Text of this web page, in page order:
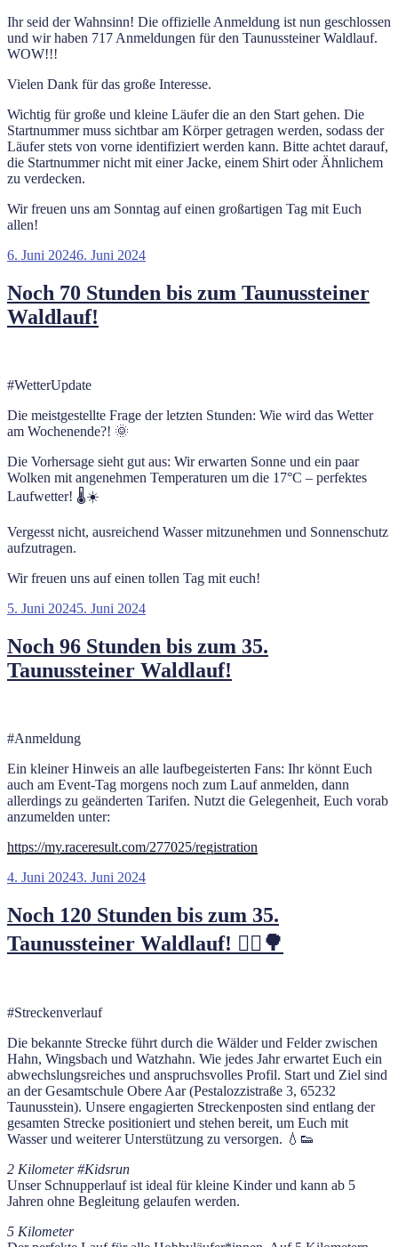
Ihr seid der Wahnsinn! Die offizielle Anmeldung ist nun geschlossen
und wir haben 717 Anmeldungen für den Taunussteiner Waldlauf.
WOW!!!
Vielen Dank für das große Interesse.
Wichtig für große und kleine Läufer die an den Start gehen. Die
Startnummer muss sichtbar am Körper getragen werden, sodass der
Läufer stets von vorne identifiziert werden kann. Bitte achtet darauf,
die Startnummer nicht mit einer Jacke, einem Shirt oder Ähnlichem
zu verdecken.
Wir freuen uns am Sonntag auf einen großartigen Tag mit Euch
allen!
Veröffentlicht
6. Juni 20246. Juni 2024
Noch 70 Stunden bis zum Taunussteiner
Waldlauf!
#WetterUpdate
Die meistgestellte Frage der letzten Stunden: Wie wird das Wetter
am Wochenende?! 🌞
Die Vorhersage sieht gut aus: Wir erwarten Sonne und ein paar
Wolken mit angenehmen Temperaturen um die 17°C – perfektes
Laufwetter! 🌡️☀️
Vergesst nicht, ausreichend Wasser mitzunehmen und Sonnenschutz
aufzutragen.
Wir freuen uns auf einen tollen Tag mit euch!
Veröffentlicht
5. Juni 20245. Juni 2024
Noch 96 Stunden bis zum 35.
Taunussteiner Waldlauf!
#Anmeldung
Ein kleiner Hinweis an alle laufbegeisterten Fans: Ihr könnt Euch
auch am Event-Tag morgens noch zum Lauf anmelden, dann
allerdings zu geänderten Tarifen. Nutzt die Gelegenheit, Euch vorab
anzumelden unter:
https://my.raceresult.com/277025/registration
Veröffentlicht
4. Juni 20243. Juni 2024
Noch 120 Stunden bis zum 35.
Taunussteiner Waldlauf! 🏃‍♂️🌳
#Streckenverlauf
Die bekannte Strecke führt durch die Wälder und Felder zwischen
Hahn, Wingsbach und Watzhahn. Wie jedes Jahr erwartet Euch ein
abwechslungsreiches und anspruchsvolles Profil. Start und Ziel sind
an der Gesamtschule Obere Aar (Pestalozzistraße 3, 65232
Taunusstein). Unsere engagierten Streckenposten sind entlang der
gesamten Strecke positioniert und stehen bereit, um Euch mit
Wasser und weiterer Unterstützung zu versorgen. 💧👟
2 Kilometer #Kidsrun
Unser Schnupperlauf ist ideal für kleine Kinder und kann ab 5
Jahren ohne Begleitung gelaufen werden.
5 Kilometer